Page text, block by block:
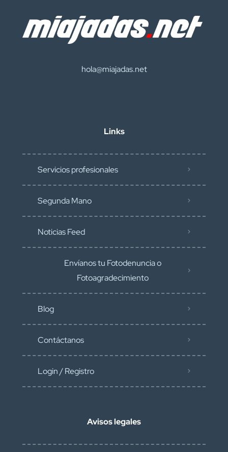
hola@miajadas.net
Links
Servicios profesionales
Segunda Mano
Noticias Feed
Envíanos tu Fotodenuncia o
Fotoagradecimiento
Blog
Contáctanos
Login / Registro
Avisos legales